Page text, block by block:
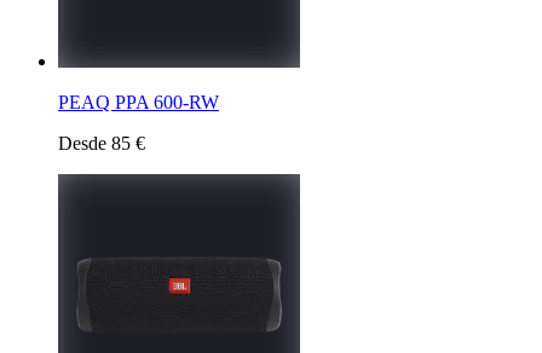
PEAQ PPA 600-RW
Desde 85 €